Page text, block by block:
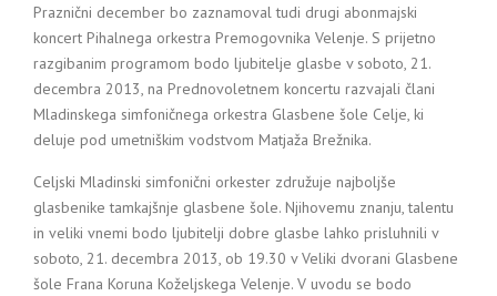
Praznični december bo zaznamoval tudi drugi abonmajski
koncert Pihalnega orkestra Premogovnika Velenje. S prijetno
razgibanim programom bodo ljubitelje glasbe v soboto, 21.
decembra 2013, na Prednovoletnem koncertu razvajali člani
Mladinskega simfoničnega orkestra Glasbene šole Celje, ki
deluje pod umetniškim vodstvom Matjaža Brežnika.
Celjski Mladinski simfonični orkester združuje najboljše
glasbenike tamkajšnje glasbene šole. Njihovemu znanju, talentu
in veliki vnemi bodo ljubitelji dobre glasbe lahko prisluhnili v
soboto, 21. decembra 2013, ob 19.30 v Veliki dvorani Glasbene
šole Frana Koruna Koželjskega Velenje. V uvodu se bodo